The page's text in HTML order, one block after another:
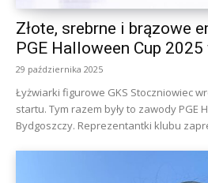
Złote, srebrne i brązowe
PGE Halloween Cup
29 października 2025
Łyżwiarki figurowe GKS Stoczniowiec
startu. Tym razem były to zawody PGE
Bydgoszczy. Reprezentantki klubu